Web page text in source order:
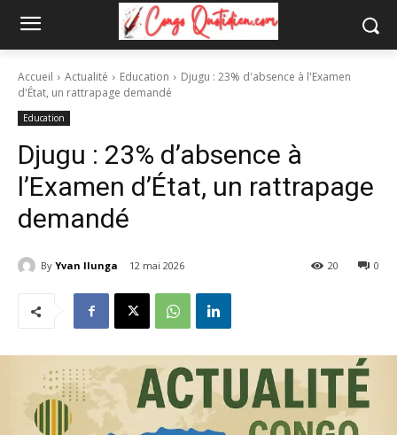
Accueil Actualité Education
Djugu : 23% d'absence à l'Examen
d'État, un rattrapage demandé
Education
Djugu : 23% d’absence à
l’Examen d’État, un rattrapage
demandé
By Yvan Ilunga 12 mai 2026 0
20